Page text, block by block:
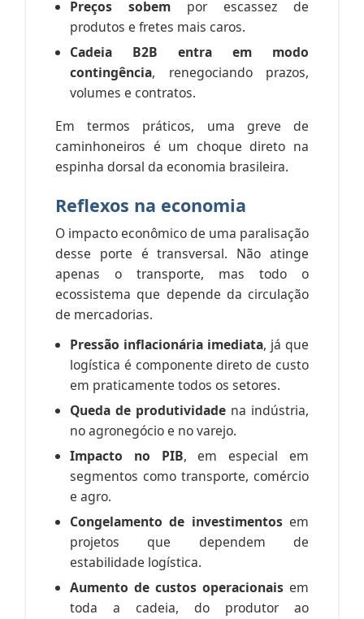
Preços sobem por escassez de
produtos e fretes mais caros.
Cadeia B2B entra em modo
contingência, renegociando prazos,
volumes e contratos.
Em termos práticos, uma greve de
caminhoneiros é um choque direto na
espinha dorsal da economia brasileira.
Reflexos na economia
O impacto econômico de uma paralisação
desse porte é transversal. Não atinge
apenas o transporte, mas todo o
ecossistema que depende da circulação
de mercadorias.
Pressão inflacionária imediata, já que
logística é componente direto de custo
em praticamente todos os setores.
Queda de produtividade na indústria,
no agronegócio e no varejo.
Impacto no PIB, em especial em
segmentos como transporte, comércio
e agro.
Congelamento de investimentosem
projetos que dependem de
estabilidade logística.
Aumento de custos operacionais em
toda a cadeia, do produtor ao